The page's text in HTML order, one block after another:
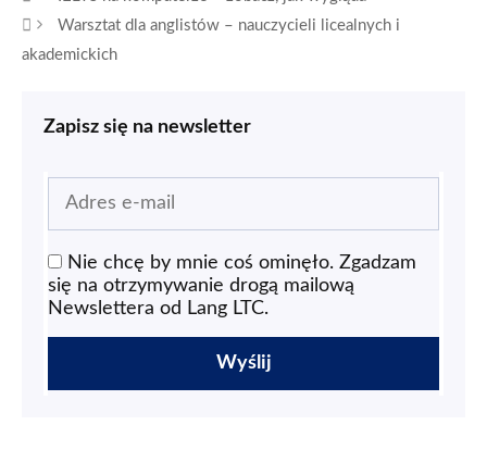
Warsztat dla anglistów – nauczycieli licealnych i
akademickich
Zapisz się na newsletter
Nie chcę by mnie coś ominęło. Zgadzam
się na otrzymywanie drogą mailową
Newslettera od Lang LTC.